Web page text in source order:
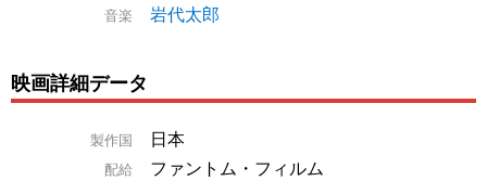
音楽 岩代太郎
映画詳細データ
製作国 日本
配給 ファントム・フィルム